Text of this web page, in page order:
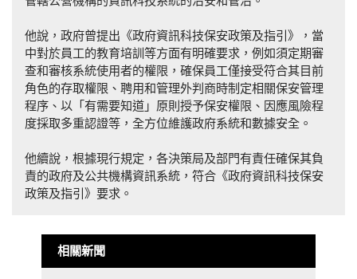
他說，政府曾提出《政府資訊科技保安政策及指引》，當
中對於員工的教育培訓等方面有明確要求，例如須定期審
查和審核系統使用者的權限，確保員工僅接受符合其目前
角色的存取權限、聘用和管理外判商時制定相關保安管理
程序、以「有需要知道」原則授予保安權限、因應風險程
度採取多重認證等，全方位維護政府系統和數據安全。
他續說，根據現行規定，各決策局及部門有責任確保其負
責的政府及公共機構資訊系統，符合《政府資訊科技保安
政策及指引》要求。
相關新聞